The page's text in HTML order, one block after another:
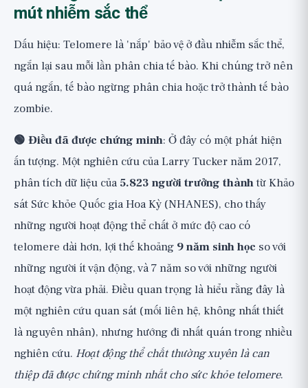
mút nhiễm sắc thể
Dấu hiệu: Telomere là 'nắp' bảo vệ ở đầu nhiễm sắc thể,
ngắn lại sau mỗi lần phân chia tế bào. Khi chúng trở nên
quá ngắn, tế bào ngừng phân chia hoặc trở thành tế bào
zombie.
🟢 Điều đã được chứng minh: Ở đây có một phát hiện
ấn tượng. Một nghiên cứu của Larry Tucker năm 2017,
phân tích dữ liệu của 5.823 người trưởng thànhtừ Khảo
sát Sức khỏe Quốc gia Hoa Kỳ (NHANES), cho thấy
những người hoạt động thể chất ở mức độ cao có
telomere dài hơn, lợi thế khoảng 9 năm sinh học so với
những người ít vận động, và 7 năm so với những người
hoạt động vừa phải. Điều quan trọng là hiểu rằng đây là
một nghiên cứu quan sát (mối liên hệ, không nhất thiết
là nguyên nhân), nhưng hướng đi nhất quán trong nhiều
nghiên cứu. Hoạt động thể chất thường xuyên là can
thiệp đã được chứng minh nhất cho sức khỏe telomere.